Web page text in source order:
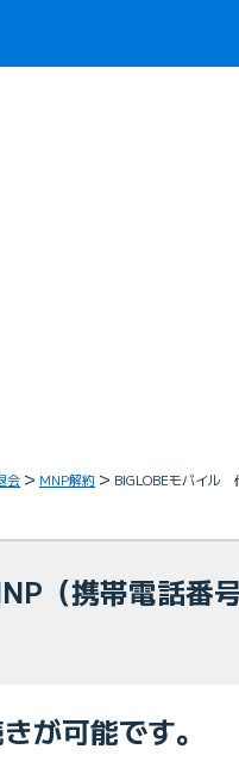
会 MNP解約 BIGLOBEモバイル
（携帯電話番
が可能です。